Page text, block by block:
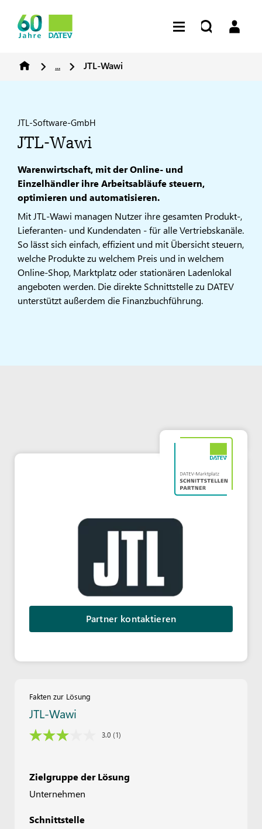
... JTL-Wawi
JTL-Software-GmbH
JTL-Wawi
Warenwirtschaft, mit der Online- und
Einzelhändler ihre Arbeitsabläufe steuern,
optimieren und automatisieren.
Mit JTL-Wawi managen Nutzer ihre gesamten Produkt-,
Lieferanten- und Kundendaten - für alle Vertriebskanäle.
So lässt sich einfach, effizient und mit Übersicht steuern,
welche Produkte zu welchem Preis und in welchem
Online-Shop, Marktplatz oder stationären Ladenlokal
angeboten werden. Die direkte Schnittstelle zu DATEV
unterstützt außerdem die Finanzbuchführung.
Partner kontaktieren
Fakten zur Lösung
JTL-Wawi
3.0 (1)
Zielgruppe der Lösung
Unternehmen
Schnittstelle